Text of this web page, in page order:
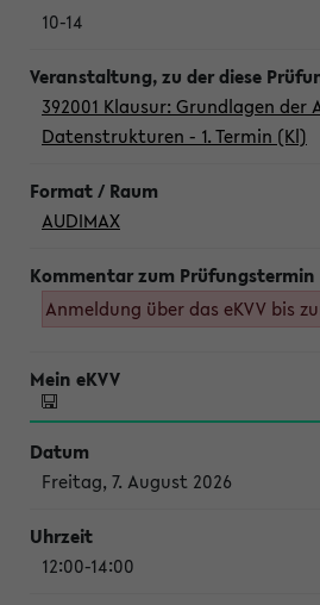
10-14
392001 Klausur: Grundlagen
Datenstrukturen - 1. Termin (Kl)
AUDIMAX
Anmeldung über das eKVV bis
Freitag, 7. August 2026
12:00-14:00